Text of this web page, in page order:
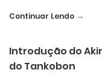
Continuar Lendo →
Introdução do
do Tankobon